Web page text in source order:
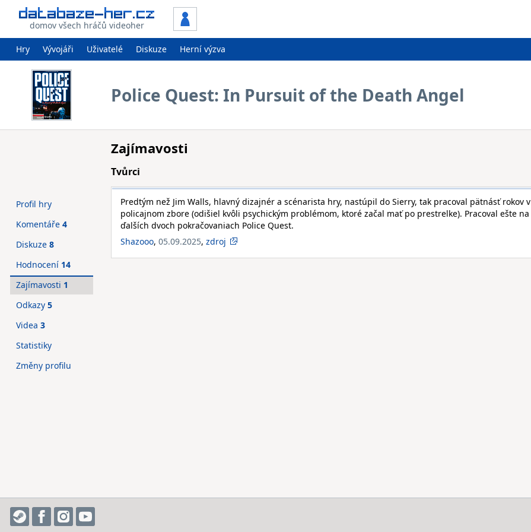
domov všech hráčů videoher
Hry Vývojáři Uživatelé Diskuze Herní výzva
Police Quest: In Pursuit of the Death Angel
Zajímavosti
Tvůrci
Predtým než Jim Walls, hlavný dizajnér a scénarista hry, nastúpil do Sierry, tak pracoval pätnásť rokov v
policajnom zbore (odišiel kvôli psychickým problémom, ktoré začal mať po prestrelke). Pracoval ešte na
ďalších dvoch pokračovaniach Police Quest.
Shazooo, 05.09.2025, zdroj
Profil hry
Komentáře 4
Diskuze 8
Hodnocení 14
Zajímavosti 1
Odkazy 5
Videa 3
Statistiky
Změny profilu